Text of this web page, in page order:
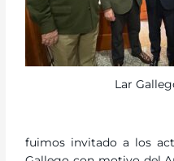
Lar
fuimos invitado a los